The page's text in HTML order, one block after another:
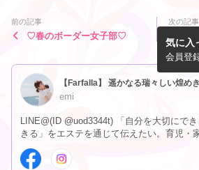
前の記事
♡春のボーダー女子部♡
次の記事
やっぱ
とが
【Farfalla】 遥かなる瑞々しい煌め
emi
LINE@(ID @uod3344t) 「自分を大切にで
きる」をエステを通じて伝えたい。育児・
いるママへ癒しを提供し、より笑顔溢れる
ことを目標とするセラピストです。
気に入
会員登